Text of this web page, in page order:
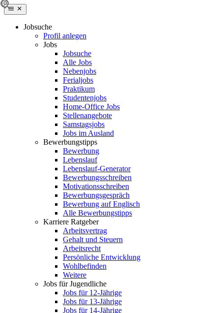
Jobsuche
Profil anlegen
Jobs
Jobsuche
Alle Jobs
Nebenjobs
Ferialjobs
Praktikum
Studentenjobs
Home-Office Jobs
Stellenangebote
Samstagsjobs
Jobs im Ausland
Bewerbungstipps
Bewerbung
Lebenslauf
Lebenslauf-Generator
Bewerbungsschreiben
Motivationsschreiben
Bewerbungsgespräch
Bewerbung auf Englisch
Alle Bewerbungstipps
Karriere Ratgeber
Arbeitsvertrag
Gehalt und Steuern
Arbeitsrecht
Persönliche Entwicklung
Wohlbefinden
Weitere
Jobs für Jugendliche
Jobs für 12-Jährige
Jobs für 13-Jährige
Jobs für 14-Jährige